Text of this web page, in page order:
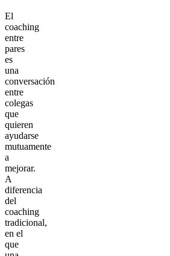
El
coaching
entre
pares
es
una
conversación
entre
colegas
que
quieren
ayudarse
mutuamente
a
mejorar.
A
diferencia
del
coaching
tradicional,
en el
que